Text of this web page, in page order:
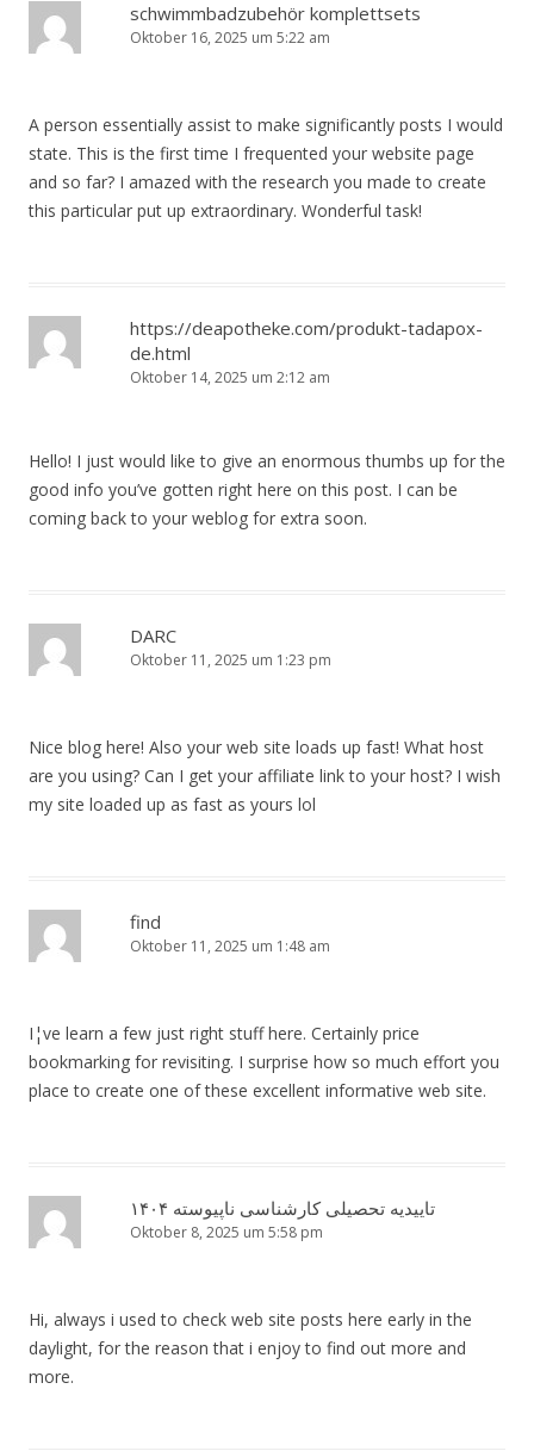
schwimmbadzubehör komplettsets
Oktober 16, 2025 um 5:22 am
A person essentially assist to make significantly posts I would
state. This is the first time I frequented your website page
and so far? I amazed with the research you made to create
this particular put up extraordinary. Wonderful task!
https://deapotheke.com/produkt-tadapox-
de.html
Oktober 14, 2025 um 2:12 am
Hello! I just would like to give an enormous thumbs up for the
good info you’ve gotten right here on this post. I can be
coming back to your weblog for extra soon.
DARC
Oktober 11, 2025 um 1:23 pm
Nice blog here! Also your web site loads up fast! What host
are you using? Can I get your affiliate link to your host? I wish
my site loaded up as fast as yours lol
find
Oktober 11, 2025 um 1:48 am
I¦ve learn a few just right stuff here. Certainly price
bookmarking for revisiting. I surprise how so much effort you
place to create one of these excellent informative web site.
تاییدیه تحصیلی کارشناسی ناپیوسته ۱۴۰۴
Oktober 8, 2025 um 5:58 pm
Hi, always i used to check web site posts here early in the
daylight, for the reason that i enjoy to find out more and
more.